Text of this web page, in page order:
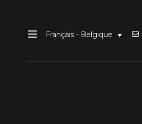
Français - Belgique